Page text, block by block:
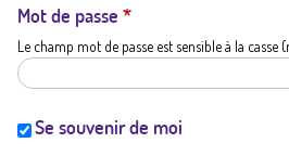
t
i
Mot de passe *
Le champ mot de passe est sensible à la
Se souvenir de moi